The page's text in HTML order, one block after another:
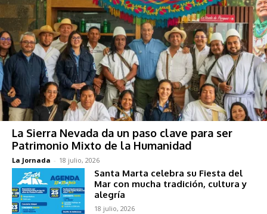
La Sierra Nevada da un paso clave para ser
Patrimonio Mixto de la Humanidad
La Jornada - 18 julio, 2026
Santa Marta celebra su Fiesta del
Mar con mucha tradición, cultura y
alegría
18 julio, 2026